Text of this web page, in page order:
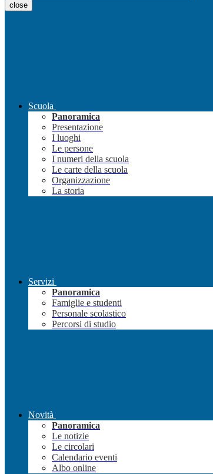
close
Scuola
Panoramica
Presentazione
I luoghi
Le persone
I numeri della scuola
Le carte della scuola
Organizzazione
La storia
Servizi
Panoramica
Famiglie e studenti
Personale scolastico
Percorsi di studio
Novità
Panoramica
Le notizie
Le circolari
Calendario eventi
Albo online